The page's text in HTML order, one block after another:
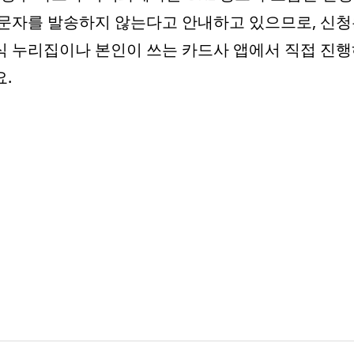
자를 발송하지 않는다고 안내하고 있으므로, 신
누리집이나 본인이 쓰는 카드사 앱에서 직접 진
.